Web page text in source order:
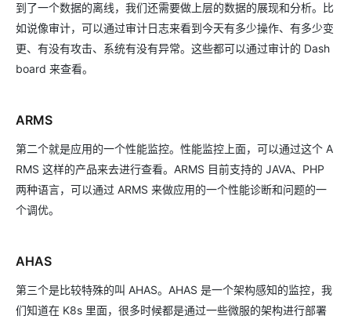
到了一个数据的离线，我们还需要做上层的数据的展现和分析。比
如说像审计，可以通过审计日志来看到今天有多少操作、有多少变
更、有没有攻击、系统有没有异常。这些都可以通过审计的 Dash
board 来查看。
ARMS
第二个就是应用的一个性能监控。性能监控上面，可以通过这个 A
RMS 这样的产品来去进行查看。ARMS 目前支持的 JAVA、PHP
两种语言，可以通过 ARMS 来做应用的一个性能诊断和问题的一
个调优。
AHAS
第三个是比较特殊的叫 AHAS。AHAS 是一个架构感知的监控，我
们知道在 K8s 里面，很多时候都是通过一些微服的架构进行部署